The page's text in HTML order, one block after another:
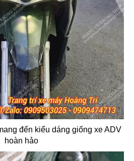
đến kiểu dáng giống xe ADV
hoàn hảo